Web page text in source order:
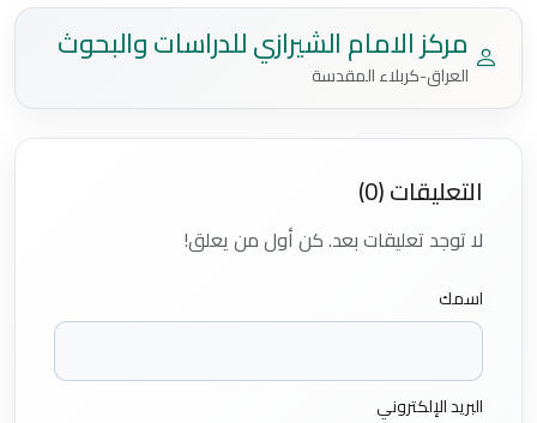
مركز الامام الشيرازي للدراسات والبحوث
العراق-كربلاء المقدسة
التعليقات (0)
لا توجد تعليقات بعد. كن أول من يعلق!
اسمك
البريد الإلكتروني